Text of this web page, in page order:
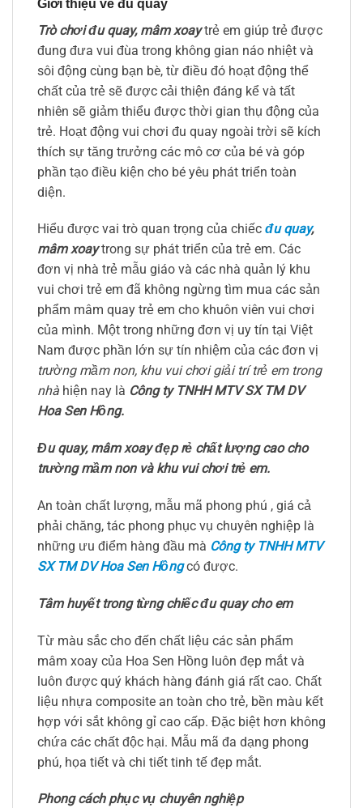
Giới thiệu về đu quay
Trò chơi đu quay, mâm xoaytrẻ em giúp trẻ được
đung đưa vui đùa trong không gian náo nhiệt và
sôi động cùng bạn bè, từ điều đó hoạt động thể
chất của trẻ sẽ được cải thiện đáng kể và tất
nhiên sẽ giảm thiểu được thời gian thụ động của
trẻ. Hoạt động vui chơi đu quay ngoài trời sẽ kích
thích sự tăng trưởng các mô cơ của bé và góp
phần tạo điều kiện cho bé yêu phát triển toàn
diện.
Hiểu được vai trò quan trọng của chiếc đu quay,
mâm xoay trong sự phát triển của trẻ em. Các
đơn vị nhà trẻ mẫu giáo và các nhà quản lý khu
vui chơi trẻ em đã không ngừng tìm mua các sản
phẩm mâm quay trẻ em cho khuôn viên vui chơi
của mình. Một trong những đơn vị uy tín tại Việt
Nam được phần lớn sự tín nhiệm của các đơn vị
trường mầm non, khu vui chơi giải trí trẻ em trong
nhà hiện nay là Công ty TNHH MTV SX TM DV
Hoa Sen Hồng.
Đu quay, mâm xoay đẹp rẻ chất lượng cao cho
trường mầm non và khu vui chơi trẻ em.
An toàn chất lượng, mẫu mã phong phú , giá cả
phải chăng, tác phong phục vụ chuyên nghiệp là
những ưu điểm hàng đầu mà Công ty TNHH MTV
SX TM DV Hoa Sen Hồngcó được.
Tâm huyết trong từng chiếc đu quay cho em
Từ màu sắc cho đến chất liệu các sản phẩm
mâm xoay của Hoa Sen Hồng luôn đẹp mắt và
luôn được quý khách hàng đánh giá rất cao. Chất
liệu nhựa composite an toàn cho trẻ, bền màu kết
hợp với sắt không gỉ cao cấp. Đặc biệt hơn không
chứa các chất độc hại. Mẫu mã đa dạng phong
phú, họa tiết và chi tiết tinh tế đẹp mắt.
Phong cách phục vụ chuyên nghiệp